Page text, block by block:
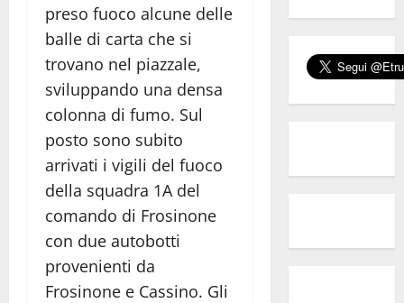
preso fuoco alcune delle
balle di carta che si
trovano nel piazzale,
sviluppando una densa
colonna di fumo. Sul
posto sono subito
arrivati i vigili del fuoco
della squadra 1A del
comando di Frosinone
con due autobotti
provenienti da
Frosinone e Cassino. Gli